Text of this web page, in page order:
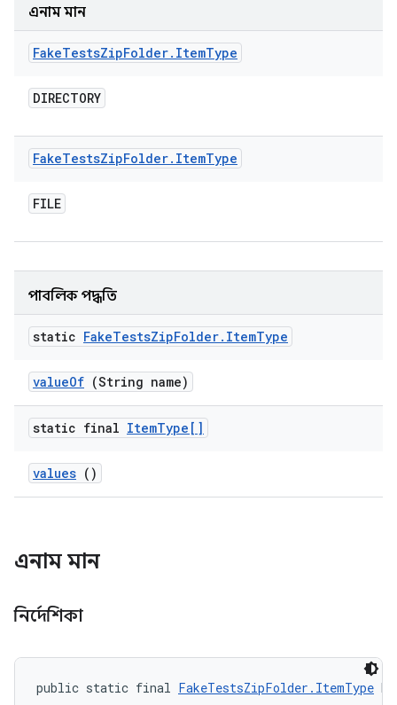
এনাম মান
FakeTestsZipFolder. ItemType
DIRECTORY
FakeTestsZipFolder. ItemType
FILE
পাবলিক পদ্ধতি
static FakeTestsZipFolder. ItemType
valueOf (String name)
static final ItemType[]
values ()
এনাম মান
নির্দেশিকা
public static final FakeTestsZipFolder.ItemType